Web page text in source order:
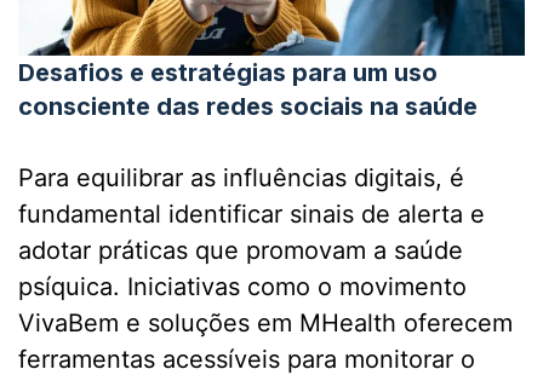
Desafios e estratégias para um uso
consciente das redes sociais na saúde
Para equilibrar as influências digitais, é
fundamental identificar sinais de alerta e
adotar práticas que promovam a saúde
psíquica. Iniciativas como o movimento
VivaBem e soluções em MHealth oferecem
ferramentas acessíveis para monitorar o